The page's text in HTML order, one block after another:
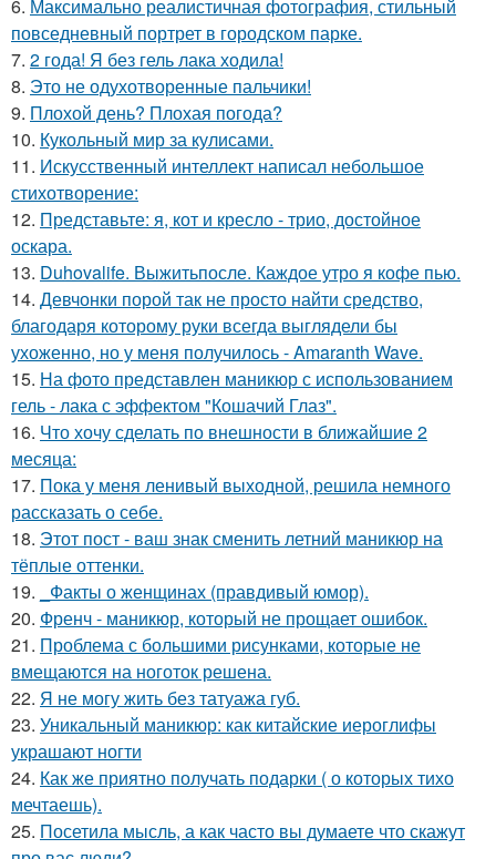
6. Максимально реалистичная фотография, стильный
повседневный портрет в городском парке.
7. 2 года! Я без гель лака ходила!
8. Это не одухотворенные пальчики!
9. Плохой день? Плохая погода?
10. Кукольный мир за кулисами.
11. Искусственный интеллект написал небольшое
стихотворение:
12. Представьте: я, кот и кресло - трио, достойное
оскара.
13. Duhovalife. Выжитьпосле. Каждое утро я кофе пью.
14. Девчонки порой так не просто найти средство,
благодаря которому руки всегда выглядели бы
ухоженно, но у меня получилось - Amaranth Wave.
15. На фото представлен маникюр с использованием
гель - лака с эффектом "Кошачий Глаз".
16. Что хочу сделать по внешности в ближайшие 2
месяца:
17. Пока у меня ленивый выходной, решила немного
рассказать о себе.
18. Этот пост - ваш знак сменить летний маникюр на
тёплые оттенки.
19.
_Факты о женщинах (правдивый юмор).
20. Френч - маникюр, который не прощает ошибок.
21. Проблема с большими рисунками, которые не
вмещаются на ноготок решена.
22. Я не могу жить без татуажа губ.
23. Уникальный маникюр: как китайские иероглифы
украшают ногти
24. Как же приятно получать подарки ( о которых тихо
мечтаешь).
25. Посетила мысль, а как часто вы думаете что скажут